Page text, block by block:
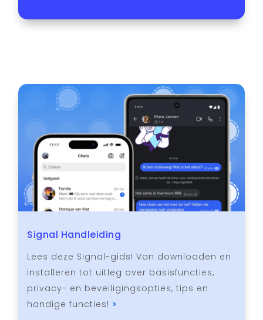
Signal Handleiding
Lees deze Signal-gids! Van downloaden en
installeren tot uitleg over basisfuncties,
privacy- en beveiligingsopties, tips en
handige functies! >